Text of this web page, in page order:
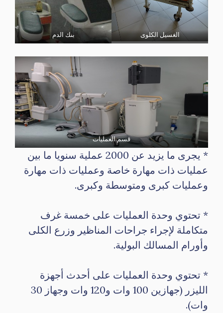
الغسيل الكلوى بنك الدم
قسم العمليات
* يجرى ما يزيد عن 2000 عملية سنويا ما بين
عمليات ذات مهارة خاصة وعمليات ذات مهارة
وعمليات كبرى ومتوسطة وكبرى.
* تحتوي وحدة العمليات على خمسة غرف
متكاملة لإجراء جراحات المناظير وزرع الكلى
وأورام المسالك البولية.
* تحتوي وحدة العمليات على أحدث أجهزة
الليزر (جهازين 100 وات و120 وات وجهاز 30
وات).